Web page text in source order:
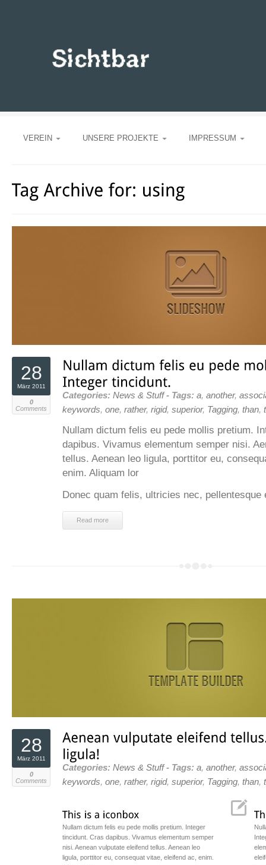
VEREIN UNSERE PROJEKTE IMPRESSUM
28
März 2011
0
Comments
Categories: News & Stuff- Tags: a, another,
keywords, one, rather, rigid, superior, Tagging, than,
Nullam dictum felis eu pede mollis pretium.
dapibus. Vivamus elementum semper nisi.
tellus. Aenean leo ligula, porttitor eu,
enim. Aliquam lor
Donec quam felis, ultricies nec,
Read more
28
März 2011
0
Comments
Categories: News & Stuff- Tags: a, another,
keywords, one, rather, rigid, superior, Tagging, than,
Nullam dictum felis eu pede mollis pretium. Integer
tincidunt. Cras dapibus. Vivamus elementum semper
nisi. Aenean vulputate eleifend tellus. Aenean leo
ligula, porttitor eu, consequat vitae, eleifend ac, enim.